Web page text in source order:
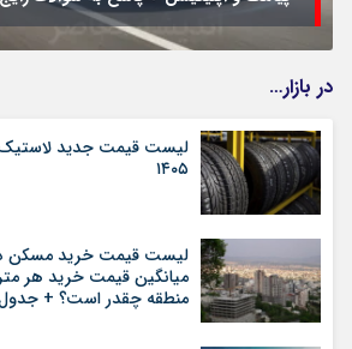
در بازار…
لیست قیمت جدید
۱۴۰۵
میانگین قیمت خرید هر متر
منطقه چقدر است؟ +